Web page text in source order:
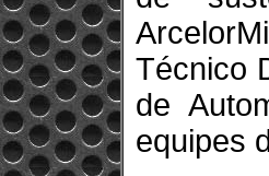
Técnico
de
equipes